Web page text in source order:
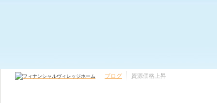
ブログ 資源価格上昇